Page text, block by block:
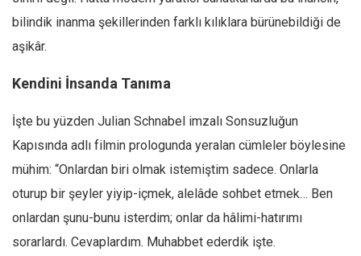
bilindik inanma şekillerinden farklı kılıklara bürünebildiği de
aşikâr.
Kendini İnsanda Tanıma
İşte bu yüzden Julian Schnabel imzalı Sonsuzluğun
Kapısında adlı filmin prologunda yeralan cümleler böylesine
mühim: “Onlardan biri olmak istemiştim sadece. Onlarla
oturup bir şeyler yiyip-içmek, alelâde sohbet etmek… Ben
onlardan şunu-bunu isterdim; onlar da hâlimi-hatırımı
sorarlardı. Cevaplardım. Muhabbet ederdik işte.